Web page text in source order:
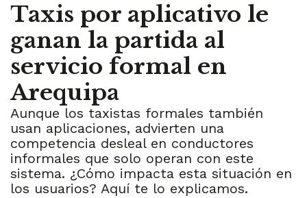
Taxis por aplicativo le
ganan la partida al
servicio formal en
Arequipa
Aunque los taxistas formales también
usan aplicaciones, advierten una
competencia desleal en conductores
informales que solo operan con este
sistema. ¿Cómo impacta esta situación en
los usuarios? Aquí te lo explicamos.